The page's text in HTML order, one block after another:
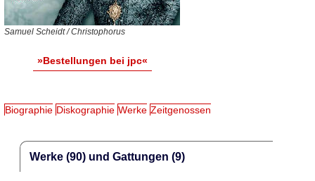
Samuel Scheidt / Christophorus
»Bestellungen bei jpc«
Biographie Diskographie Werke Zeitgenossen
Werke (90) und Gattungen (9)